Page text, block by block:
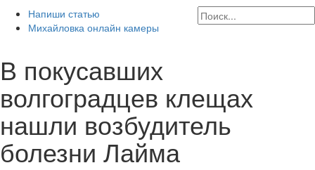
Напиши статью
Михайловка онлайн камеры
В покусавших
волгоградцев клещах
нашли возбудитель
болезни Лайма